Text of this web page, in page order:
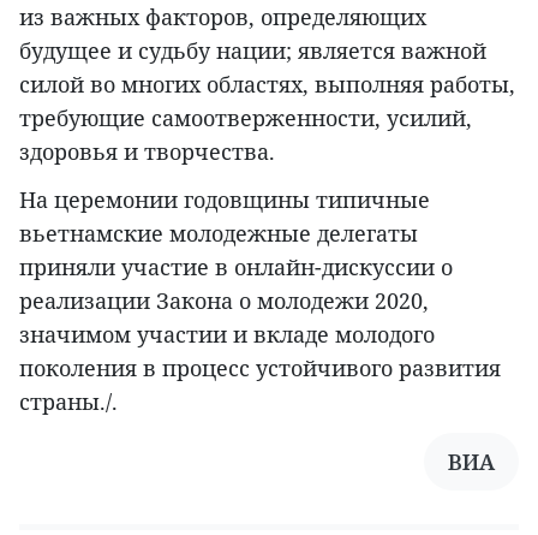
из важных факторов, определяющих
будущее и судьбу нации; является важной
силой во многих областях, выполняя работы,
требующие самоотверженности, усилий,
здоровья и творчества.
На церемонии годовщины типичные
вьетнамские молодежные делегаты
приняли участие в онлайн-дискуссии о
реализации Закона о молодежи 2020,
значимом участии и вкладе молодого
поколения в процесс устойчивого развития
страны./.
ВИА